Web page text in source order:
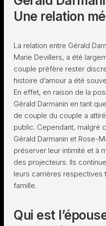
Une relation
La relation entre Gérald
Marie Devillers, a été
couple préfère rester
histoire d’amour a été
En effet, en raison de la
Gérald Darmanin en tant
de couple du couple a
public. Cependant, malgré
Gérald Darmanin et Rose-
préserver leur intimité et à
des projecteurs. Ils
leurs carrières respectives
famille.
Qui est